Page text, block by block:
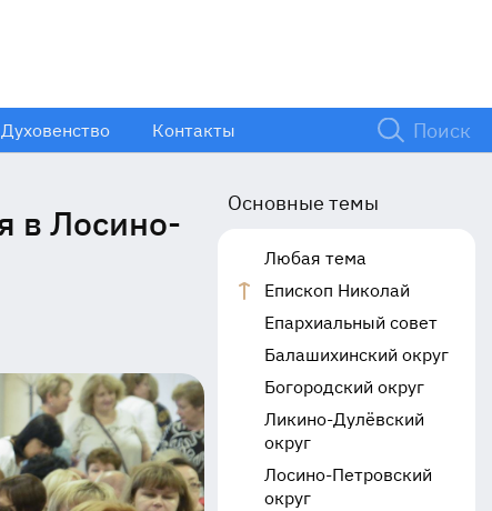
Духовенство Контакты
в Лосино-
Основные темы
Любая тема
Епископ Николай
Епархиальный совет
Балашихинский округ
Богородский округ
Ликино-Дулёвский
округ
Лосино-Петровский
округ